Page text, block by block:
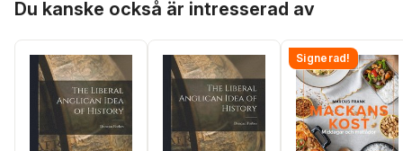
Du kanske också är intresserad av
Signerad!